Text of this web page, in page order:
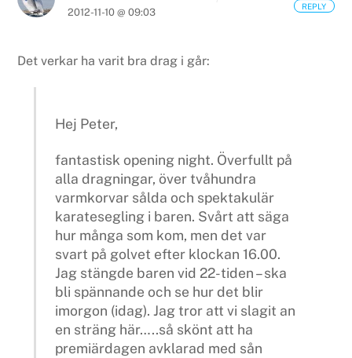
2012-11-10 @ 09:03
Det verkar ha varit bra drag i går:
Hej Peter,
fantastisk opening night. Överfullt på
alla dragningar, över tvåhundra
varmkorvar sålda och spektakulär
karatesegling i baren. Svårt att säga
hur många som kom, men det var
svart på golvet efter klockan 16.00.
Jag stängde baren vid 22-tiden – ska
bli spännande och se hur det blir
imorgon (idag). Jag tror att vi slagit an
en sträng här…..så skönt att ha
premiärdagen avklarad med sån
REPLY